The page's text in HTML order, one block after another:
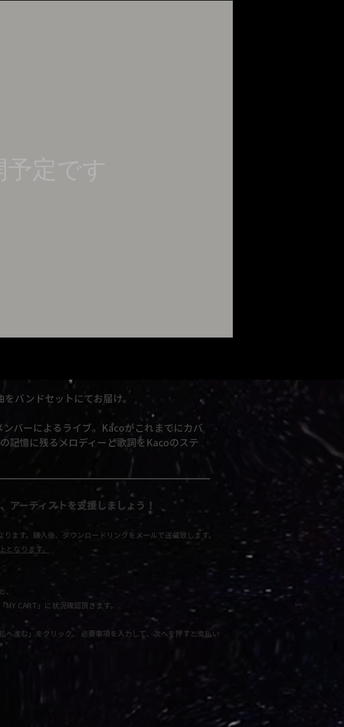
バンドセットにてお届け。
バーによるライブ。Kacoがこれまでにカバ
記憶に残るメロディーと歌詞をKacoのステ
アーティストを支援しましょう！
ます。 購入後、ダウンロードリンクをメールで送信致します。​
なります。
CART」に状況確認頂きます。
進む」をクリック。 必要事項を入力して、次へを押すと支払い